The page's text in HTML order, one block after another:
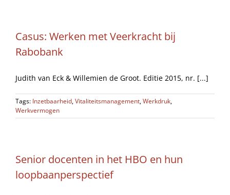
Casus: Werken met Veerkracht bij
Rabobank
Judith van Eck & Willemien de Groot. Editie 2015, nr. [...]
Tags: Inzetbaarheid,Vitaliteitsmanagement,Werkdruk,
Werkvermogen
Senior docenten in het HBO en hun
loopbaanperspectief